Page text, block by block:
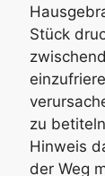
Stück
zu
Hinweis
der Weg